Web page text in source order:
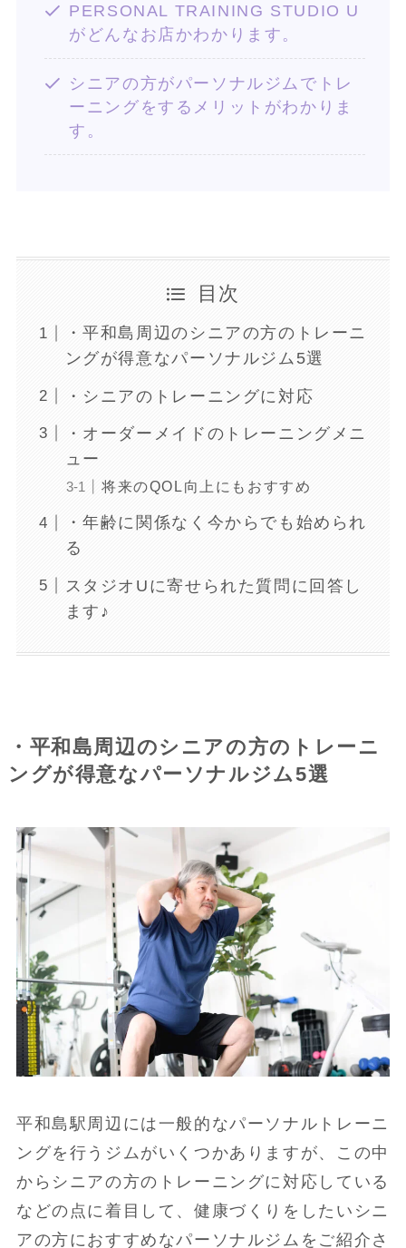
PERSONAL TRAINING STUDIO U
がどんなお店かわかります。
シニアの方がパーソナルジムでトレ
ーニングをするメリットがわかりま
す。
目次
・平和島周辺のシニアの方のトレーニ
ングが得意なパーソナルジム5選
・シニアのトレーニングに対応
・オーダーメイドのトレーニングメニ
ュー
将来のQOL向上にもおすすめ
・年齢に関係なく今からでも始められ
る
スタジオUに寄せられた質問に回答し
ます♪
・平和島周辺のシニアの方のトレーニ
ングが得意なパーソナルジム5選
平和島駅周辺には一般的なパーソナルトレーニ
ングを行うジムがいくつかありますが、この中
からシニアの方のトレーニングに対応している
などの点に着目して、健康づくりをしたいシニ
アの方におすすめなパーソナルジムをご紹介さ